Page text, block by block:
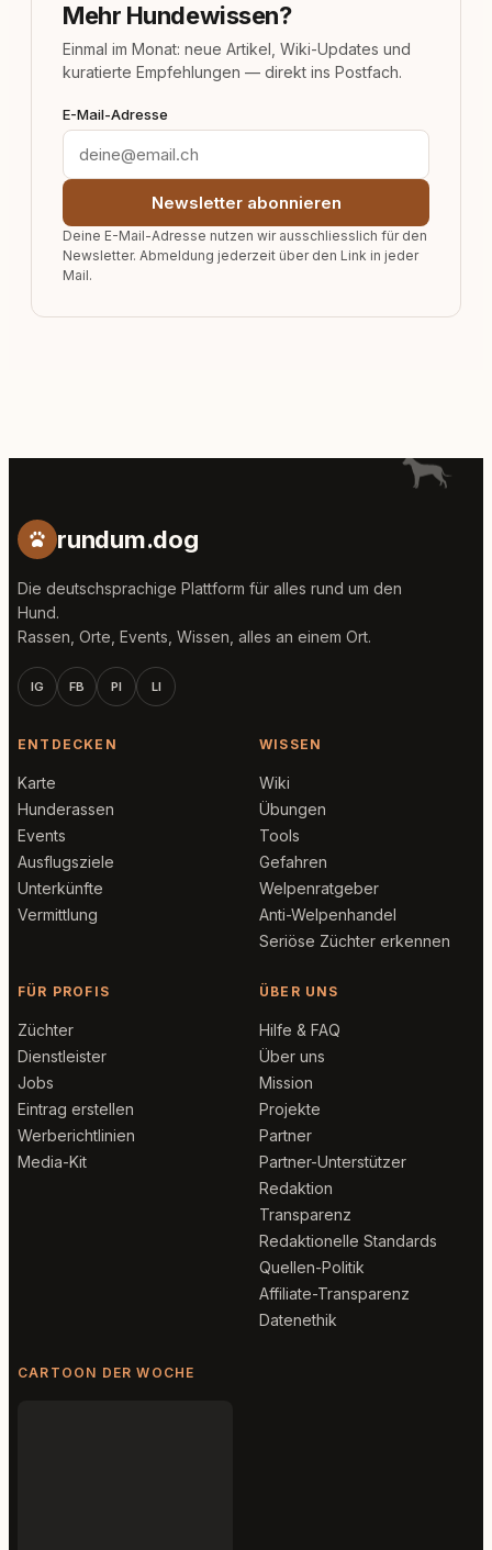
Mehr Hundewissen?
Einmal im Monat: neue Artikel, Wiki-Updates und
kuratierte Empfehlungen — direkt ins Postfach.
E-Mail-Adresse
Newsletter abonnieren
Deine E-Mail-Adresse nutzen wir ausschliesslich für den
Newsletter. Abmeldung jederzeit über den Link in jeder
Mail.
rundum.dog
Die deutschsprachige Plattform für alles rund um den
Hund.
Rassen, Orte, Events, Wissen, alles an einem Ort.
IG FB PI LI
ENTDECKEN
Karte
Hunderassen
Events
Ausflugsziele
Unterkünfte
Vermittlung
WISSEN
Wiki
Übungen
Tools
Gefahren
Welpenratgeber
Anti-Welpenhandel
Seriöse Züchter erkennen
FÜR PROFIS
Züchter
Dienstleister
Jobs
Eintrag erstellen
Werberichtlinien
Media-Kit
ÜBER UNS
Hilfe & FAQ
Über uns
Mission
Projekte
Partner
Partner-Unterstützer
Redaktion
Transparenz
Redaktionelle Standards
Quellen-Politik
Affiliate-Transparenz
Datenethik
CARTOON DER WOCHE